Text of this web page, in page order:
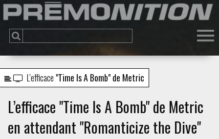
L’efficace "Time Is A Bomb" de Metric
L’efficace "Time Is A Bomb" de Metric
en attendant "Romanticize the Dive"